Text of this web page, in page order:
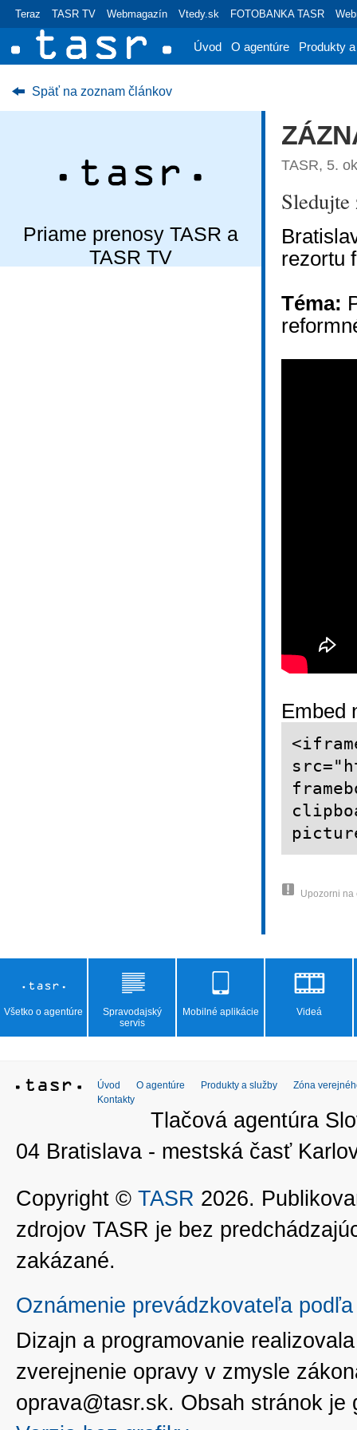
Teraz TASR TV Webmagazín Vtedy.sk FOTOBANKA TASR
Úvod O agentúre Produkty
Späť na zoznam článkov
Priame prenosy TASR a
TASR TV
TASR, 5.
rezortu
Téma:
Embed
Upozorni na
Všetko o agentúre
Spravodajský
servis
Mobilné aplikácie Videá
Úvod O agentúre Produkty a služby
Zóna
Kontakty
Tlačová agentúra
04 Bratislava - mestská časť
Copyright © TASR 2026.
zdrojov TASR je bez
zakázané.
Oznámenie prevádzkovateľa
Dizajn a programovanie
zverejnenie opravy v zmysle
oprava@tasr.sk. Obsah stránok